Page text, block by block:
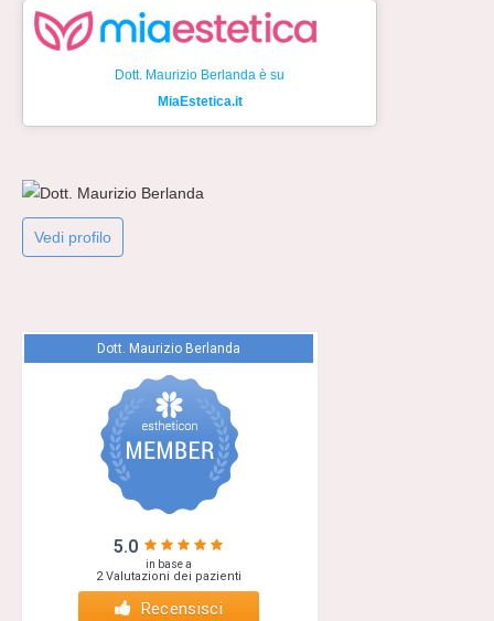
Dott. Maurizio Berlanda è su
MiaEstetica.it
Vedi profilo